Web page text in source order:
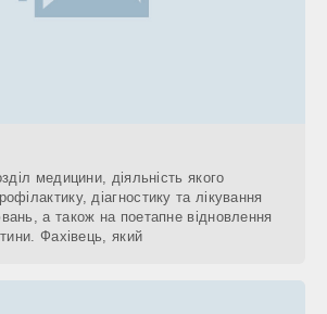
медицини, діяльність якого
діагностику та лікування
а також на поетапне відновлення
Фахівець, який